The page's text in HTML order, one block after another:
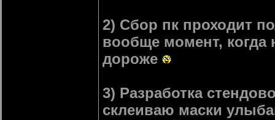
2) Сбор пк проходит
вообще момент, когда
дороже
3) Разработка
склеиваю маски